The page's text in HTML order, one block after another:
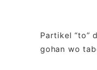
Partikel “to”
gohan wo